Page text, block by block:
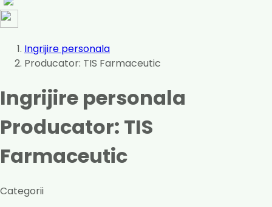
Ingrijire personala
Producator: TIS Farmaceutic
Ingrijire personala
Producator: TIS
Farmaceutic
Categorii